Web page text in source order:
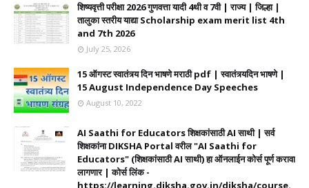
शिष्यवृत्ती परीक्षा 2026 गुणवत्ता यादी 4थी व 7वी | राज्य | जिल्हा |
तालुका स्तरीय याद्या Scholarship exam merit list 4th
and 7th 2026
July 25, 2026
15 ऑगस्ट स्वातंत्र्य दिन भाषणे मराठी pdf | स्वातंत्र्यदिन भाषणे |
15 August Independence Day Speeches
August 10, 2022
AI Saathi for Educators शिक्षकांसाठी AI साथी | सर्व
शिक्षकांना DIKSHA Portal वरील "AI Saathi for
Educators" (शिक्षकांसाठी AI साथी) हा ऑनलाईन कोर्स पूर्ण करावा
लागणार | कोर्स लिंक -
https://learning.diksha.gov.in/diksha/course.